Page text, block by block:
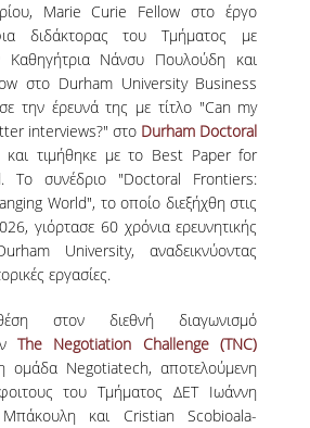
ΠΡΟΟΠΤΙΚΕΣ
ΛΥΚΕΙΟΥ
ΥΠΟΤΡΟΦΙΩΝ
ΚΑΙ ΔΙΑΔΙΚΑΣΙΑ ΕΠΙΛΟΓΗΣ
ΥΠΟΔΟΜΗ
ΕΞΑΙΡΕΤΙΚΗΣ ΕΠΙΔΟΣΗΣ ΣΤΗ
ΔΥΝΑΜΙΚΟ
Marie Curie Fellow στο έργο
διδάκτορας του Τμήματος με
Καθηγήτρια Νάνσυ Πουλούδη και
στο Durham University Business
την έρευνά της με τίτλο "Can my
interviews?" στο Durham Doctoral
και τιμήθηκε με το Best Paper for
Το συνέδριο "Doctoral Frontiers:
World", το οποίο διεξήχθη στις
γιόρτασε 60 χρόνια ερευνητικής
University, αναδεικνύοντας
εργασίες.
στον διεθνή διαγωνισμό
The Negotiation Challenge (TNC)
ομάδα Negotiatech, αποτελούμενη
του Τμήματος ΔΕΤ Ιωάννη
και Cristian Scobioala-